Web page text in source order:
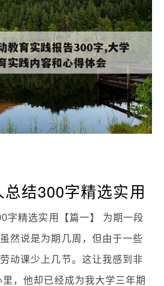
结300字精选实用
字精选实用【篇一】 为期一段
然说是为期几周，但由于一些
动课少上几节。这让我感到非
，他却已经成为我大学三年期